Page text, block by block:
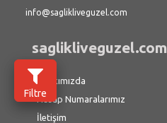
Filtre
info@saglikliveguzel.com
saglikliveguzel.com
Hakkımızda
Hesap Numaralarımız
İletişim